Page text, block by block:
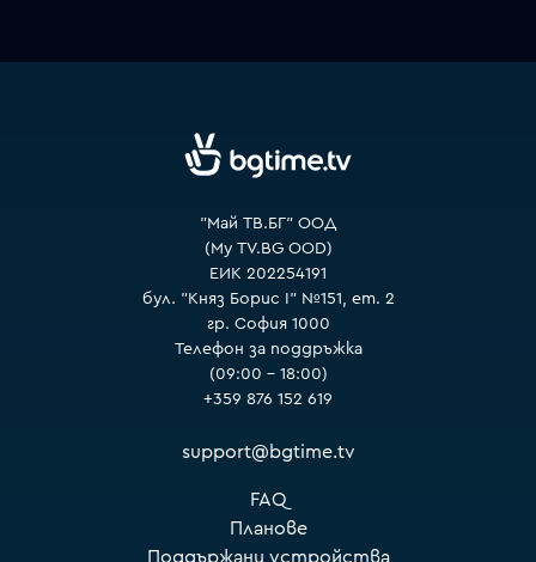
"Май ТВ.БГ" ООД
(My TV.BG OOD)
ЕИК 202254191
бул. "Княз Борис I" №151, ет. 2
гр. София 1000
Телефон за поддръжка
(09:00 – 18:00)
+359 876 152 619
support@bgtime.tv
FAQ
Планове
Поддържани устройства